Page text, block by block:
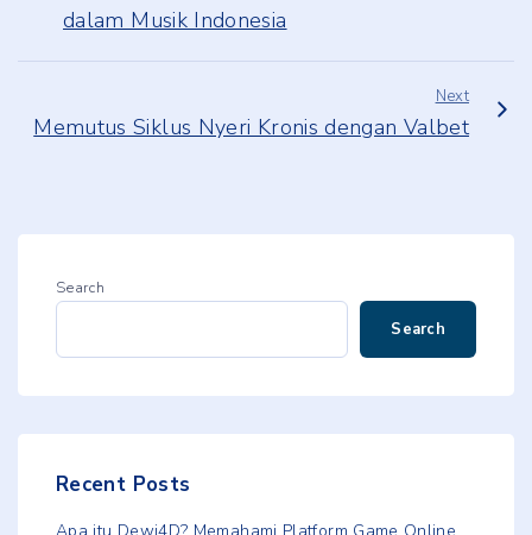
dalam Musik Indonesia
Next
Memutus Siklus Nyeri Kronis dengan Valbet
Search
Search
Recent Posts